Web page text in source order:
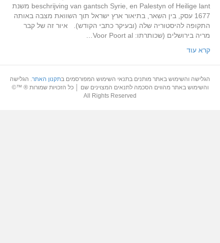
beschrijving van gantsch Syrie, en Palestyn of Heilige lant משנת
1677 עסק, בין השאר, בתיאור ארץ ישראל תוך השוואת מצבה באותה
התקופה להיסטוריה שלה (ובעיקר כתבי הקודש). איור זה של קבר
מריה בירושלים (שכותרתו: Voor Poort al…
קרא עוד
הגלישה והשימוש באתר מותנים בתנאי השימוש המפורסמים בתקנון האתר. הגלישה
והשימוש באתר מהווים הסכמה לתנאים המצוינים שם │ כל הזכויות שמורות ® ™©
All Rights Reserved